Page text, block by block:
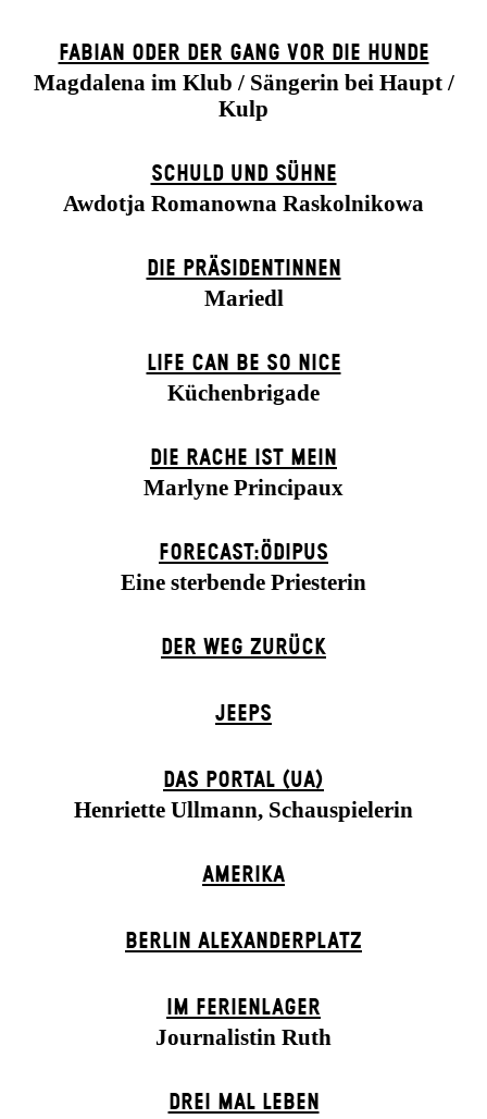
FABIAN ODER DER GANG VOR DIE HUNDE
Magdalena im Klub / Sängerin bei Haupt /
Kulp
SCHULD UND SÜHNE
Awdotja Romanowna Raskolnikowa
DIE PRÄSI­DENT­INNEN
Mariedl
LIFE CAN BE SO NICE
Küchenbrigade
DIE RACHE IST MEIN
Marlyne Principaux
FORECAST:ÖDIPUS
Eine sterbende Priesterin
DER WEG ZU­RÜCK
JEEPS
DAS POR­TAL (UA)
Henriette Ullmann, Schauspielerin
AMERIKA
BERLIN ALEXANDER­PLATZ
IM FERIEN­LAGER
Journalistin Ruth
DREI MAL LEBEN